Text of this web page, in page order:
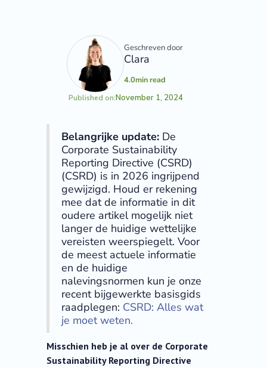
Geschreven door
Clara
4.0min read
Published on:November 1, 2024
Belangrijke update: De
Corporate Sustainability
Reporting Directive (CSRD)
(CSRD) is in 2026 ingrijpend
gewijzigd. Houd er rekening
mee dat de informatie in dit
oudere artikel mogelijk niet
langer de huidige wettelijke
vereisten weerspiegelt. Voor
de meest actuele informatie
en de huidige
nalevingsnormen kun je onze
recent bijgewerkte basisgids
raadplegen: CSRD: Alles wat
je moet weten.
Misschien heb je al over de Corporate
Sustainability Reporting Directive